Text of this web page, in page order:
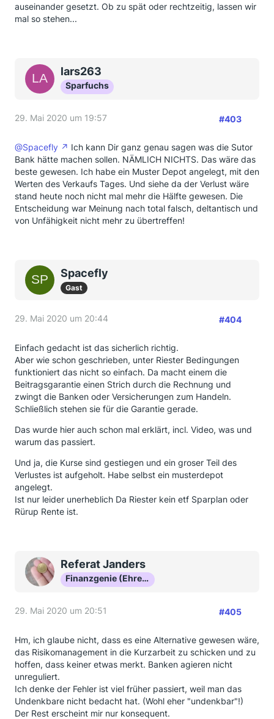
auseinander gesetzt. Ob zu spät oder rechtzeitig, lassen wir
mal so stehen...
lars263
Sparfuchs
29. Mai 2020 um 19:57 #403
@Spacefly
Ich kann Dir ganz genau sagen was die Sutor
Bank hätte machen sollen. NÄMLICH NICHTS. Das wäre das
beste gewesen. Ich habe ein Muster Depot angelegt, mit den
Werten des Verkaufs Tages. Und siehe da der Verlust wäre
stand heute noch nicht mal mehr die Hälfte gewesen. Die
Entscheidung war Meinung nach total falsch, deltantisch und
von Unfähigkeit nicht mehr zu übertreffen!
Spacefly
Gast
29. Mai 2020 um 20:44 #404
Einfach gedacht ist das sicherlich richtig.
Aber wie schon geschrieben, unter Riester Bedingungen
funktioniert das nicht so einfach. Da macht einem die
Beitragsgarantie einen Strich durch die Rechnung und
zwingt die Banken oder Versicherungen zum Handeln.
Schließlich stehen sie für die Garantie gerade.
Das wurde hier auch schon mal erklärt, incl. Video, was und
warum das passiert.
Und ja, die Kurse sind gestiegen und ein groser Teil des
Verlustes ist aufgeholt. Habe selbst ein musterdepot
angelegt.
Ist nur leider unerheblich Da Riester kein etf Sparplan oder
Rürup Rente ist.
Referat Janders
Finanzgenie (Ehrenmitglied)
29. Mai 2020 um 20:51 #405
Hm, ich glaube nicht, dass es eine Alternative gewesen wäre,
das Risikomanagement in die Kurzarbeit zu schicken und zu
hoffen, dass keiner etwas merkt. Banken agieren nicht
unreguliert.
Ich denke der Fehler ist viel früher passiert, weil man das
Undenkbare nicht bedacht hat. (Wohl eher "undenkbar"!)
Der Rest erscheint mir nur konsequent.